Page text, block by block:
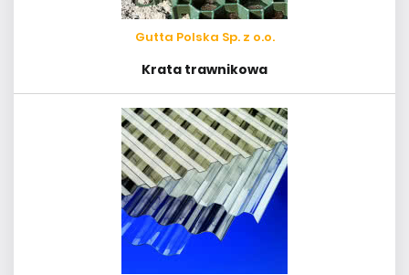
Gutta Polska Sp. z o.o.
Krata trawnikowa